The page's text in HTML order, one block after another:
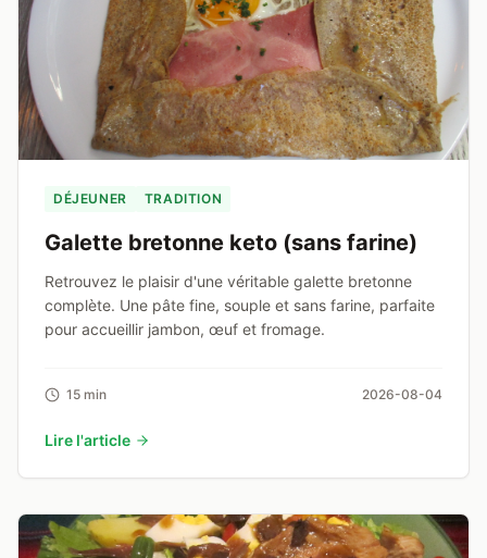
DÉJEUNER TRADITION
Galette bretonne keto (sans farine)
Retrouvez le plaisir d'une véritable galette bretonne
complète. Une pâte fine, souple et sans farine, parfaite
pour accueillir jambon, œuf et fromage.
15 min 2026-08-04
Lire l'article